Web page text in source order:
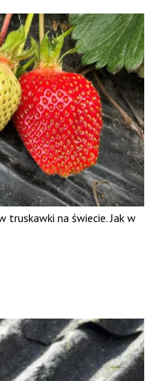
truskawki na świecie. Jak w